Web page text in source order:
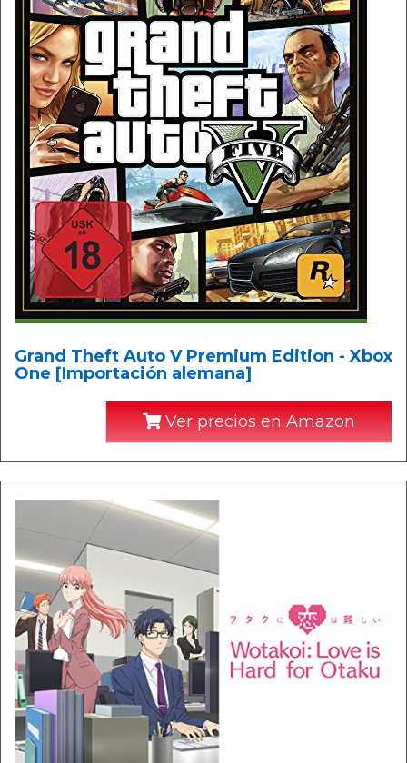
Grand Theft Auto V Premium Edition - Xbox
One [Importación alemana]
Ver precios en Amazon